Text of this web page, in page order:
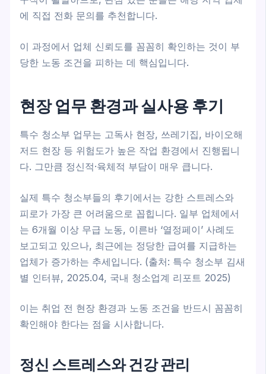
에 직접 전화 문의를 추천합니다.
이 과정에서 업체 신뢰도를 꼼꼼히 확인하는 것이 부
당한 노동 조건을 피하는 데 핵심입니다.
현장 업무 환경과 실사용 후기
특수 청소부 업무는 고독사 현장, 쓰레기집, 바이오해
저드 현장 등 위험도가 높은 작업 환경에서 진행됩니
다. 그만큼 정신적·육체적 부담이 매우 큽니다.
실제 특수 청소부들의 후기에서는 강한 스트레스와
피로가 가장 큰 어려움으로 꼽힙니다. 일부 업체에서
는 6개월 이상 무급 노동, 이른바 ‘열정페이’ 사례도
보고되고 있으나, 최근에는 정당한 급여를 지급하는
업체가 증가하는 추세입니다. (출처: 특수 청소부 김새
별 인터뷰, 2025.04, 국내 청소업계 리포트 2025)
이는 취업 전 현장 환경과 노동 조건을 반드시 꼼꼼히
확인해야 한다는 점을 시사합니다.
정신 스트레스와 건강 관리